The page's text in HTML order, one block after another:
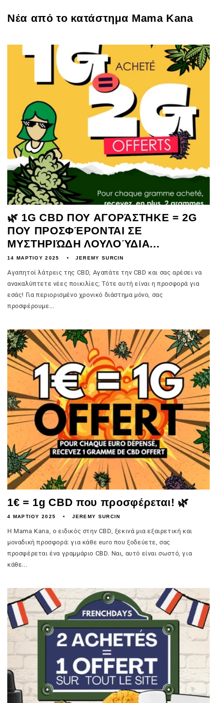
Νέα από το κατάστημα Mama Kana
🌿 1G CBD ΠΟΥ ΑΓΟΡΆΣΤΗΚΕ = 2G
ΠΟΥ ΠΡΟΣΦΈΡΟΝΤΑΙ ΣΕ
ΜΥΣΤΗΡΙΏΔΗ ΛΟΥΛΟΎΔΙΑ...
14 ΜΑΡΤΊΟΥ 2025 JEREMY SURCIN
Αγαπητοί λάτρεις της CBD, Αγαπάτε την CBD και σας αρέσει να
ανακαλύπτετε νέες ποικιλίες; Τότε αυτή είναι η προσφορά για
εσάς! Για περιορισμένο χρονικό διάστημα μόνο, σας
προσφέρουμε...
1€ = 1g CBD που προσφέρεται! 🌿
4 ΜΑΡΤΊΟΥ 2025 JEREMY SURCIN
Η Mama Kana, ο ειδικός στην CBD, ξεκινά μια εξαιρετική και
μοναδική προσφορά: για κάθε euro που ξοδεύετε, σας
προσφέρεται ένα γραμμάριο CBD. Ναι, αυτό είναι σωστό, για
κάθε...